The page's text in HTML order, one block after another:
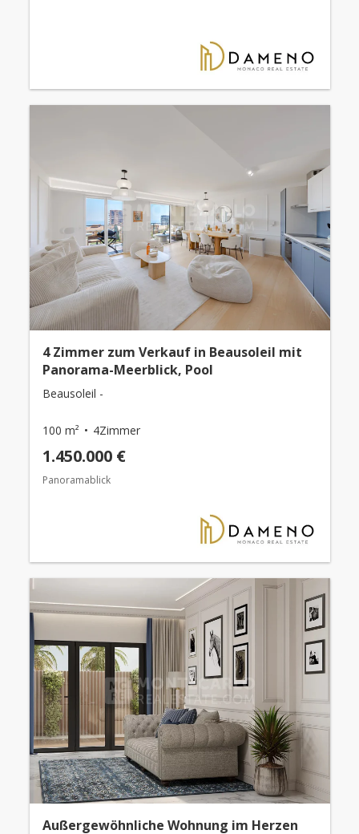
4 Zimmer zum Verkauf in Beausoleil mit
Panorama-Meerblick, Pool
Beausoleil -
100 m² 4Zimmer
1.450.000 €
Panoramablick
Außergewöhnliche Wohnung im Herzen